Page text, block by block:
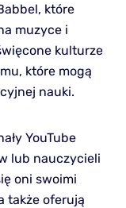
które
muzyce i
kulturze
które mogą
nauki.
YouTube
lub nauczycieli
oni swoimi
także oferują